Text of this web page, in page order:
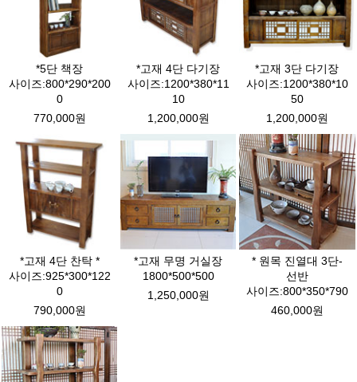
*5단 책장
사이즈:800*290*200
0
770,000원
*고재 4단 다기장
사이즈:1200*380*11
10
1,200,000원
*고재 3단 다기장
사이즈:1200*380*10
50
1,200,000원
*고재 4단 찬탁 *
사이즈:925*300*122
0
790,000원
*고재 무명 거실장
1800*500*500
1,250,000원
* 원목 진열대 3단-
선반
사이즈:800*350*790
460,000원